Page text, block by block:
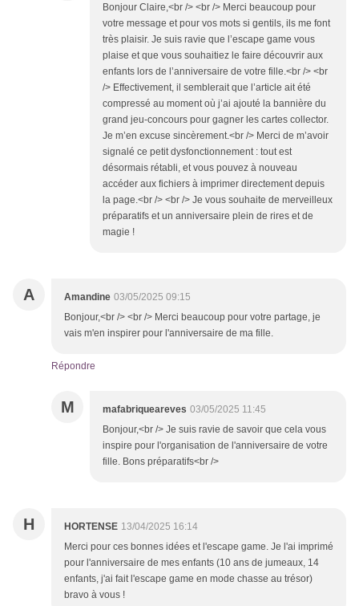
Bonjour Claire,<br /> <br /> Merci beaucoup pour
votre message et pour vos mots si gentils, ils me font
très plaisir. Je suis ravie que l’escape game vous
plaise et que vous souhaitiez le faire découvrir aux
enfants lors de l’anniversaire de votre fille.<br /> <br
/> Effectivement, il semblerait que l’article ait été
compressé au moment où j’ai ajouté la bannière du
grand jeu-concours pour gagner les cartes collector.
Je m’en excuse sincèrement.<br /> Merci de m’avoir
signalé ce petit dysfonctionnement : tout est
désormais rétabli, et vous pouvez à nouveau
accéder aux fichiers à imprimer directement depuis
la page.<br /> <br /> Je vous souhaite de merveilleux
préparatifs et un anniversaire plein de rires et de
magie !
A Amandine 03/05/2025 09:15
Bonjour,<br /> <br /> Merci beaucoup pour votre partage, je
vais m'en inspirer pour l'anniversaire de ma fille.
Répondre
M mafabriqueareves 03/05/2025 11:45
Bonjour,<br /> Je suis ravie de savoir que cela vous
inspire pour l'organisation de l'anniversaire de votre
fille. Bons préparatifs<br />
H HORTENSE 13/04/2025 16:14
Merci pour ces bonnes idées et l'escape game. Je l'ai imprimé
pour l'anniversaire de mes enfants (10 ans de jumeaux, 14
enfants, j'ai fait l'escape game en mode chasse au trésor)
bravo à vous !